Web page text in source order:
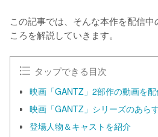
この記事では、そんな本作を配信
ころを解説していきます。
タップできる目次
映画「GANTZ」2部作の動画を
映画「GANTZ」シリーズのあら
登場人物＆キャストを紹介